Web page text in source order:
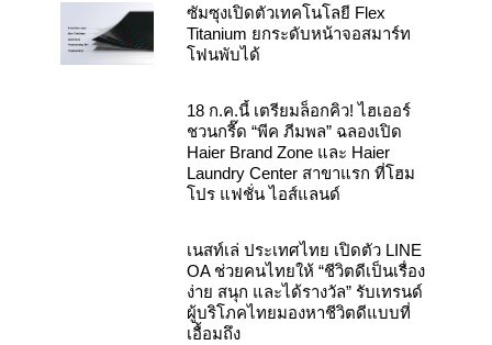
k
a
m
ซัมซุงเปิดตัวเทคโนโลยี Flex
Titanium ยกระดับหน้าจอสมาร์ท
โฟนพับได้
18 ก.ค.นี้ เตรียมล็อกคิว! ไฮเออร์
ชวนกรี๊ด “พีค ภีมพล” ฉลองเปิด
Haier Brand Zone และ Haier
Laundry Center สาขาแรก ที่โฮม
โปร แฟชั่น ไอส์แลนด์
เนสท์เล่ ประเทศไทย เปิดตัว LINE
OA ช่วยคนไทยให้ “ชีวิตดีเป็นเรื่อง
ง่าย สนุก และได้รางวัล” รับเทรนด์
ผู้บริโภคไทยมองหาชีวิตดีแบบที่
เอื้อมถึง